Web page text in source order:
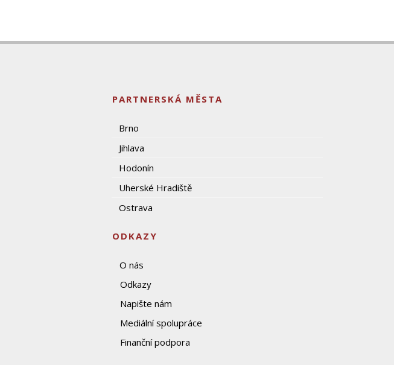
PARTNERSKÁ MĚSTA
Brno
Jihlava
Hodonín
Uherské Hradiště
Ostrava
ODKAZY
O nás
Odkazy
Napište nám
Mediální spolupráce
Finanční podpora